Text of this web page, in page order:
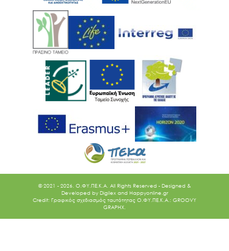
© 2021 - 2026. O.ΦΥ.ΠΕ.Κ.Α. All Rights Reserved - Designed &
Developed by Digilex and Happyonline.gr
Credit: Γραφικός σχεδιασμός ταυτότητας Ο.ΦΥ.ΠΕ.Κ.Α.: GROOVY
GRAPHX.